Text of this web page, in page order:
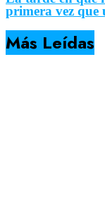
primera vez
Más Leídas